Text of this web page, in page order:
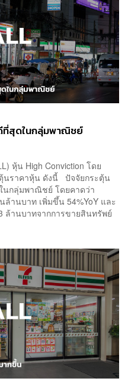
ดีที่สุดในกลุ่มพาณิชย์
หุ้น High Conviction โดย
ตุ้นราคาหุ้น ดังนี้ ปัจจัยกระตุ้น
นกลุ่มพาณิชย์ โดยคาดว่า
ล้านบาท เพิ่มขึ้น 54%YoY และ
ล้านบาทจากการขายสินทรัพย์